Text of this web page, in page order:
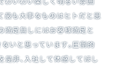
最も大事なものはヒトだと思
満足無しにはお客様満足と
いと思っています｡圧倒的
是非､入社して体感してほし